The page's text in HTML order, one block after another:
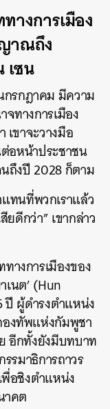
างการเมือง
าณถึง
ซน
รกฎาคม มีความ
ทางการเมือง
ขาจะวางมือ
อหน้าประชาชน
ถึงปี 2028 ก็ตาม
ทนที่พวกเราแล้ว
ยดีกว่า” เขากล่าว
างการเมืองของ
นต’ (Hun
ผู้ดำรงตำแหน่ง
งทัพแห่งกัมพูชา
อีกทั้งยังมีบทบาท
รมาธิการถาวร
อชิงตำแหน่ง
าคต